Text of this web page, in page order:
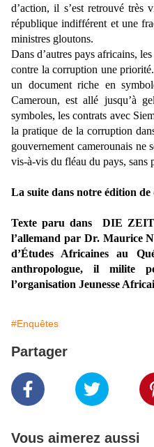
d’action, il s’est retrouvé très
république indifférent et une
ministres gloutons.
Dans d’autres pays africains,
contre la corruption une
un document riche en
Cameroun, est allé jusqu’à
symboles, les contrats avec
la pratique de la corruption
gouvernement camerounais ne
vis-à-vis du fléau du pays, sans
La suite dans notre édition de
Texte paru dans DIE
l’allemand par Dr. Maurice
d’Études Africaines au
anthropologue, il milite
l’organisation Jeunesse
#Enquêtes
Partager
Vous aimerez aussi